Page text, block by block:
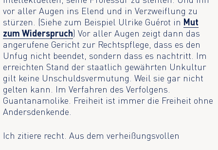
vor aller Augen ins Elend und in Verzweiflung zu
stürzen. (Siehe zum Beispiel Ulrike Guérot in Mut
zum Widerspruch) Vor aller Augen zeigt dann das
angerufene Gericht zur Rechtspflege, dass es den
Unfug nicht beendet, sondern dass es nachtritt. Im
erreichten Stand der staatlich gewährten Unkultur
gilt keine Unschuldsvermutung. Weil sie gar nicht
gelten kann. Im Verfahren des Verfolgens.
Guantanamolike. Freiheit ist immer die Freiheit ohne
Andersdenkende.
Ich zitiere recht. Aus dem verheißungsvollen